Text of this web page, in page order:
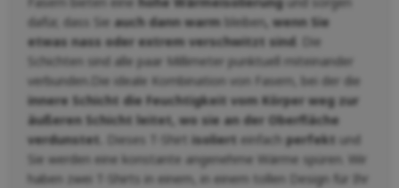
dafür, dass Sie auch dann warm bleiben , wenn Sie
etwas nass oder extrem verschwitzt sind . Die
Schichten sind alle paar Millimeter punktuell miteinander
verbunden.Die ideale Kombination von Fasern, bei der die
innere Schicht die Feuchtigkeit vom Körper weg zur
äußeren Schicht leitet, wo sie an der Oberfläche
verdunstet.
Dieses T-Shirt isoliert einfach perfekt und
Sie werden eine konstante angenehme Wärme spüren. Wir
haben zwei T-Shirts in einem, in einem tollen Design für Ihr